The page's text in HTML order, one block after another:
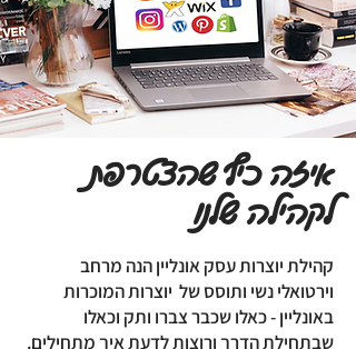
איזה כיף שהצטרפת
לקהילה שלנו
קהילת יוצרות עסק אונליין הנה מרחב
וירטואלי נשי ותוסס של יוצרות המוכרות
באונליין - כאלו שכבר צברו ותק וכאלו
שבתחילת הדרך ורוצות לדעת איך מתחילים.